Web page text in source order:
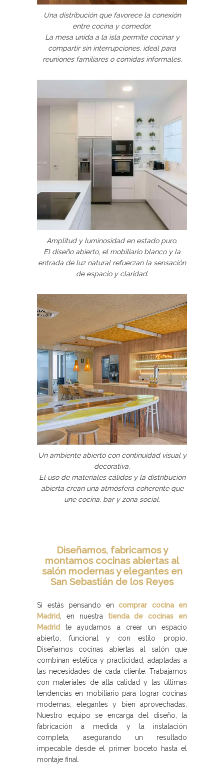
Una distribución que favorece la conexión
entre cocina y comedor.
La mesa unida a la isla permite cocinar y
compartir sin interrupciones, ideal para
reuniones familiares o comidas informales.
Amplitud y luminosidad en estado puro.
El diseño abierto, el mobiliario blanco y la
entrada de luz natural refuerzan la sensación
de espacio y claridad.
Un ambiente abierto con continuidad visual y
decorativa.
El uso de materiales cálidos y la distribución
abierta crean una atmósfera coherente que
une cocina, bar y zona social.
Diseñamos, fabricamos y
montamos cocinas abiertas al
salón modernas y elegantes en
San Sebastián de los Reyes
Si estás pensando en comprar cocina en
Madrid
, en nuestra tienda de cocinas en
Madrid
te ayudamos a crear un espacio
abierto, funcional y con estilo propio.
Diseñamos cocinas abiertas al salón que
combinan estética y practicidad, adaptadas a
las necesidades de cada cliente. Trabajamos
con materiales de alta calidad y las últimas
tendencias en mobiliario para lograr cocinas
modernas, elegantes y bien aprovechadas.
Nuestro equipo se encarga del diseño, la
fabricación a medida y la instalación
completa, asegurando un resultado
impecable desde el primer boceto hasta el
montaje final.